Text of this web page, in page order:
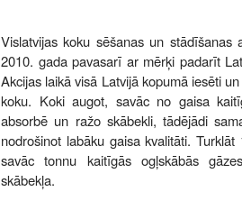
Vislatvijas koku sēšanas un stādīšanas
2010. gada pavasarī ar mērķi padarīt
Akcijas laikā visā Latvijā kopumā iesēti
koku. Koki augot, savāc no gaisa
absorbē un ražo skābekli, tādējādi
nodrošinot labāku gaisa kvalitāti.
savāc tonnu kaitīgās ogļskābās
skābekļa.